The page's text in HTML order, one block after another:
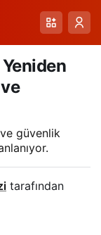
Yeniden
ve güvenlik
tarafından
Paylaş